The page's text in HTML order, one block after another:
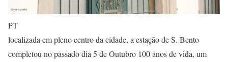
PT
localizada em pleno centro da cidade, a estação de S. Bento
completou no passado dia 5 de Outubro 100 anos de vida, um